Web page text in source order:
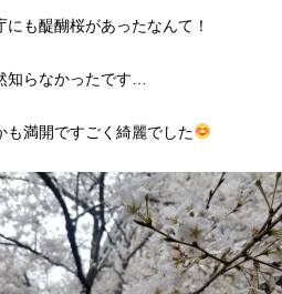
にも醍醐桜があったなんて！
知らなかったです…
も満開ですごく綺麗でした